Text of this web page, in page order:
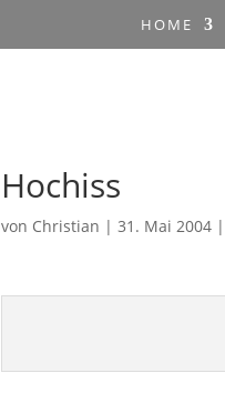
HOME
Hochiss
von Christian |31. Mai 2004 |